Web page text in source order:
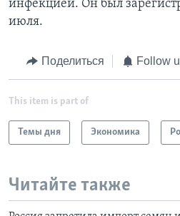
инфекцией. Он был
июля.
Поделиться Follow
This item is part of
Темы дня Экономика
Читайте также